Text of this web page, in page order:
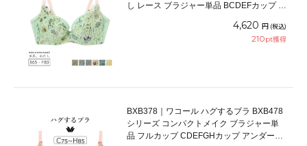
し レース ブラジャー単品 BCDEFカップ ア
4,620 円 (税込)
210pt獲得
BXB378｜ワコール ハグするブラ BXB478
シリーズ コンパクトメイク ブラジャー単
品 フルカップ CDEFGHカップ アンダー